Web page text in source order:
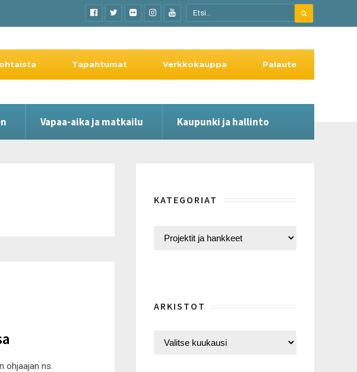
Vapaa-aika ja matkailu Kaupunki ja hallinto
Tapahtumat Verkkokauppa Palaute
ohjaajan ns.
KATEGORIAT
ARKISTOT